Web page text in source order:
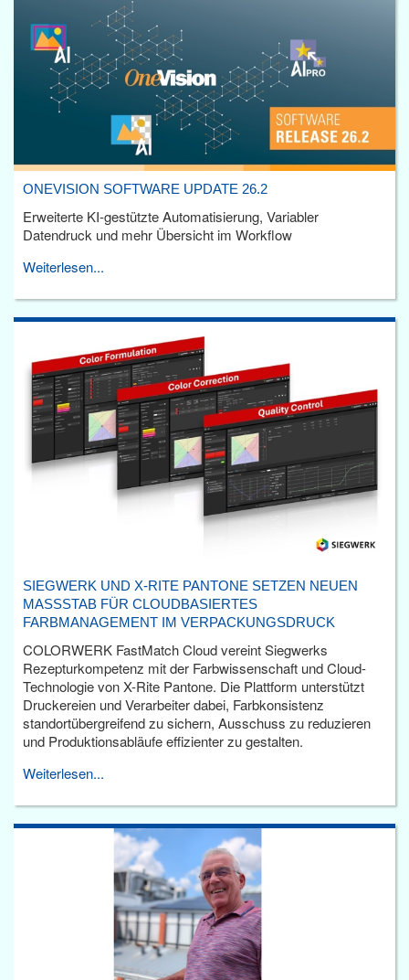
ONEVISION SOFTWARE UPDATE 26.2
Erweiterte KI-gestützte Automatisierung, Variabler
Datendruck und mehr Übersicht im Workflow
Weiterlesen...
SIEGWERK UND X-RITE PANTONE SETZEN NEUEN
MASSSTAB FÜR CLOUDBASIERTES F
ARBMANAGEMENT IM VERPACKUNGSDRUCK
COLORWERK FastMatch Cloud vereint Siegwerks
Rezepturkompetenz mit der Farbwissenschaft und Cloud-
Technologie von X-Rite Pantone. Die Plattform unterstützt
Druckereien und Verarbeiter dabei, Farbkonsistenz
standortübergreifend zu sichern, Ausschuss zu reduzieren
und Produktionsabläufe effizienter zu gestalten.
Weiterlesen...